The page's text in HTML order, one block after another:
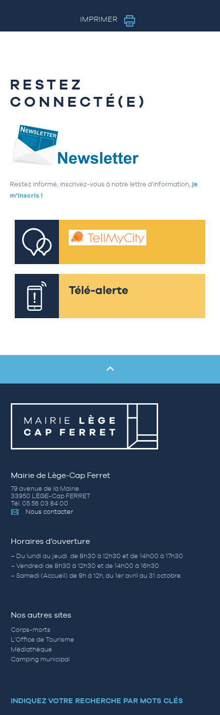
IMPRIMER
RESTEZ
CONNECTÉ(E)
Restez informé, inscrivez-vous à notre lettre d’information, je
m’inscris !
Télé-alerte
Mairie de Lège-Cap Ferret
79 avenue de la Mairie
33950 LÈGE-Cap FERRET
Tél. 05 56 03 84 00
Nous contacter
Horaires d’ouverture
– Du lundi au jeudi de 8h30 à 12h30 et de 14h00 à 17h30
– Vendredi de 8h30 à 12h30 et de 14h00 à 16h30
– Samedi (Accueil) de 9h à 12h, du 1er avril au 31 octobre.
Nos autres sites
Corps-morts
L’Office de Tourisme
Médiathèque
Camping municipal
INDIQUEZ VOTRE RECHERCHE PAR MOTS CLÉS